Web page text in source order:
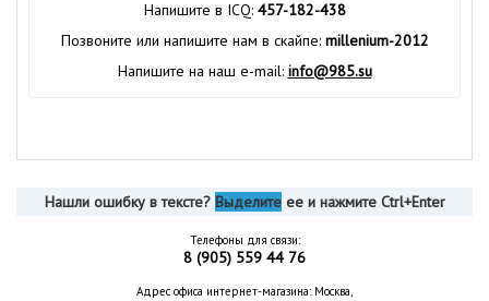
Напишите в ICQ: 457-182-438
Позвоните или напишите нам в скайпе: millenium-2012
Напишите на наш e-mail: info@985.su
Нашли ошибку в тексте? Выделитеее и нажмите Ctrl+Enter
Телефоны для связи:
8 (905) 559 44 76
Адрес офиса интернет-магазина: Москва,